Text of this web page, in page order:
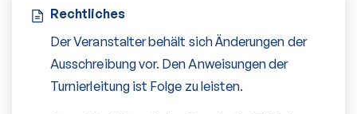
Rechtliches
Der Veranstalter behält sich Änderungen der
Ausschreibung vor. Den Anweisungen der
Turnierleitung ist Folge zu leisten.